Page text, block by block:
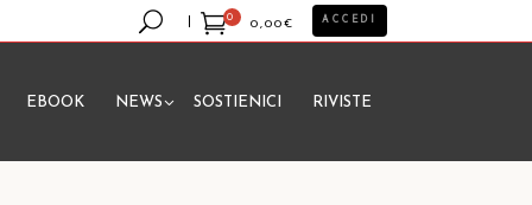
0
0,00€
prodotto nel carrello.
ACCEDI
EBOOK NEWS SOSTIENICI RIVISTE